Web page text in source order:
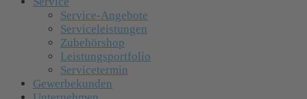
Service-Angebote
Serviceleistungen
Zubehörshop
Leistungsportfolio
Servicetermin
Gewerbekunden